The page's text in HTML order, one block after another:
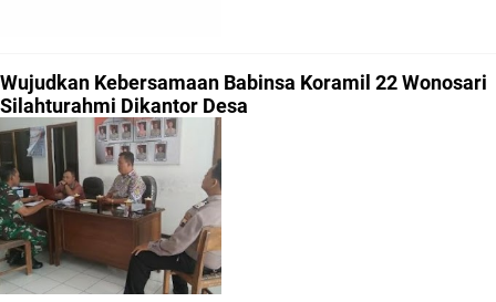
Wujudkan Kebersamaan Babinsa Koramil 22 Wonosari
Silahturahmi Dikantor Desa